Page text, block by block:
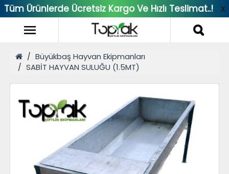
Tüm Ürünlerde Ücretsiz Kargo Ve Hızlı Teslimat..! x
Büyükbaş Hayvan Ekipmanları
SABİT HAYVAN SULUĞU (1.5MT)